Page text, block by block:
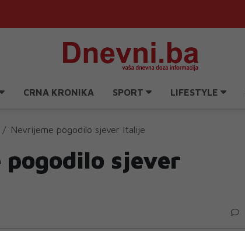
CRNA KRONIKA SPORT LIFESTYLE
Nevrijeme pogodilo sjever Italije
sjever